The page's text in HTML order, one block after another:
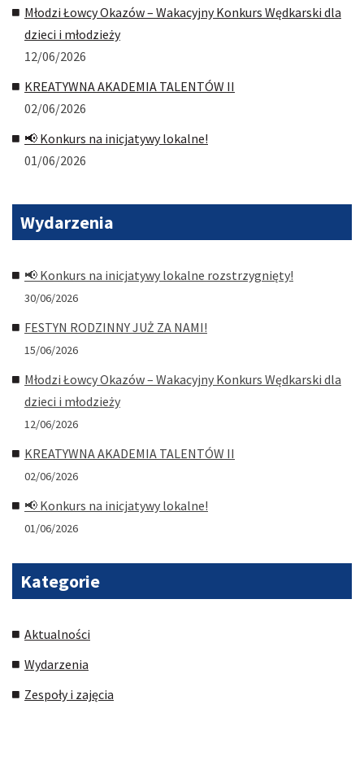
Młodzi Łowcy Okazów – Wakacyjny Konkurs Wędkarski dla
dzieci i młodzieży
12/06/2026
KREATYWNA AKADEMIA TALENTÓW II
02/06/2026
📢 Konkurs na inicjatywy lokalne!
01/06/2026
Wydarzenia
📢 Konkurs na inicjatywy lokalne rozstrzygnięty!
30/06/2026
FESTYN RODZINNY JUŻ ZA NAMI!
15/06/2026
Młodzi Łowcy Okazów – Wakacyjny Konkurs Wędkarski dla
dzieci i młodzieży
12/06/2026
KREATYWNA AKADEMIA TALENTÓW II
02/06/2026
📢 Konkurs na inicjatywy lokalne!
01/06/2026
Kategorie
Aktualności
Wydarzenia
Zespoły i zajęcia